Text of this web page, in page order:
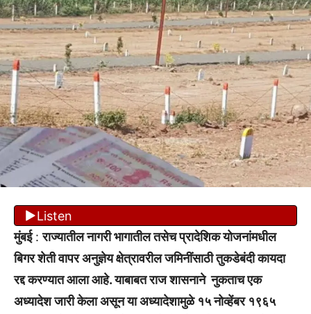
Listen
मुंबई:राज्यातील नागरी भागातील तसेच प्रादेशिक योजनांमधील
बिगर शेती वापर अनुज्ञेय क्षेत्रावरील जमिनींसाठी तुकडेबंदी कायदा
रद्द करण्यात आला आहे. याबाबत राज शासनाने नुकताच एक
अध्यादेश जारी केला असून या अध्यादेशामुळे १५ नोव्हेंबर १९६५